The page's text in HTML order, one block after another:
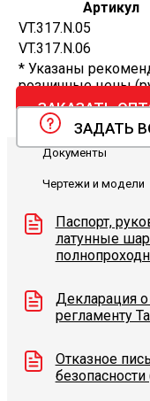
Артикул
VT.317.N.05
VT.317.N.06
* Указаны
розничные цены
ЗАКАЗАТЬ
ЗАДАТЬ
Документы
Чертежи и модели
Паспорт,
латунные
Декларация о
регламенту
Отказное